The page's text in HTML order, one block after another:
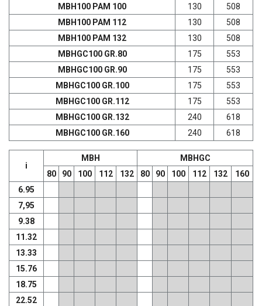
МВН100 РАМ 100
130
508
МВН100 РАМ 112
130
508
МВН100 РАМ 132
130
508
MBHGC100 GR.80
175
553
MBHGC100 GR.90
175
553
MBHGC100 GR.100
175
553
MBHGC100 GR.112
175
553
MBHGC100 GR.132
240
618
MBHGC100 GR.160
240 618
i
MBH
MBHGC
80
90 100 112 132 80 90 100 112 132
160
6.95
7,95
9.38
11.32
13.33
15.76
18.75
22.52